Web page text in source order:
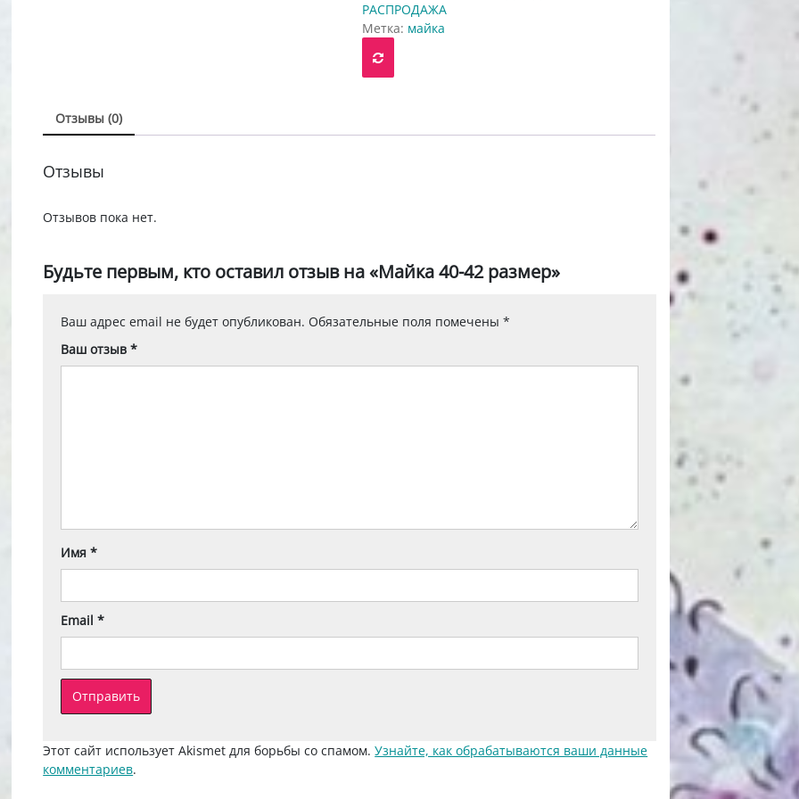
РАСПРОДАЖА
Метка: майка
Отзывы (0)
Отзывы
Отзывов пока нет.
Будьте первым, кто оставил отзыв на «Майка 40-42 размер»
Ваш адрес email не будет опубликован. Обязательные поля помечены*
Ваш отзыв*
Имя*
Email*
Этот сайт использует Akismet для борьбы со спамом.Узнайте, как обрабатываются ваши данные
комментариев.
руб..
руб..